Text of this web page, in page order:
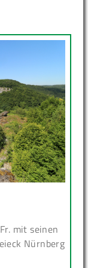
mit seinen
Nürnberg